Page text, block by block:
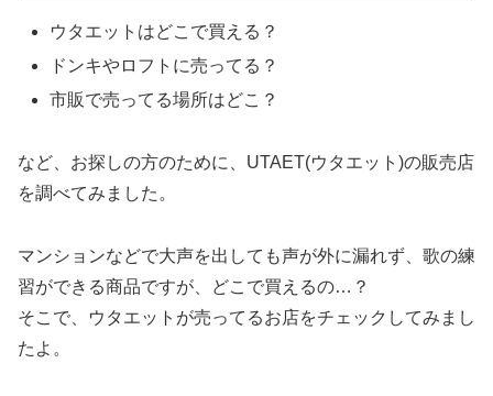
ウタエットはどこで買える？
ドンキやロフトに売ってる？
市販で売ってる場所はどこ？
など、お探しの方のために、UTAET(ウタエット)の販売店
を調べてみました。
マンションなどで大声を出しても声が外に漏れず、歌の練
習ができる商品ですが、どこで買えるの…？
そこで、ウタエットが売ってるお店をチェックしてみまし
たよ。